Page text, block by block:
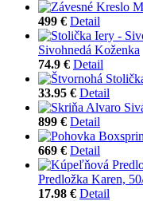
499 € Detail
Sivohnedá Koženka
74.9 € Detail
33.95 € Detail
899 € Detail
669 € Detail
Predložka Karen,
17.98 € Detail